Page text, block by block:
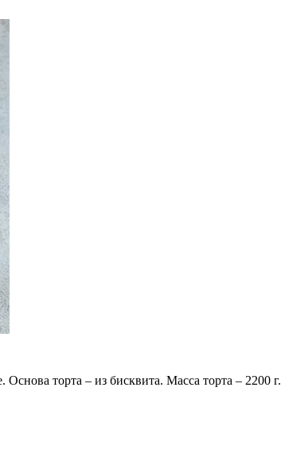
торта – из бисквита. Масса торта – 2200 г.